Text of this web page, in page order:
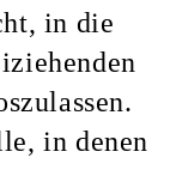
in die
in denen